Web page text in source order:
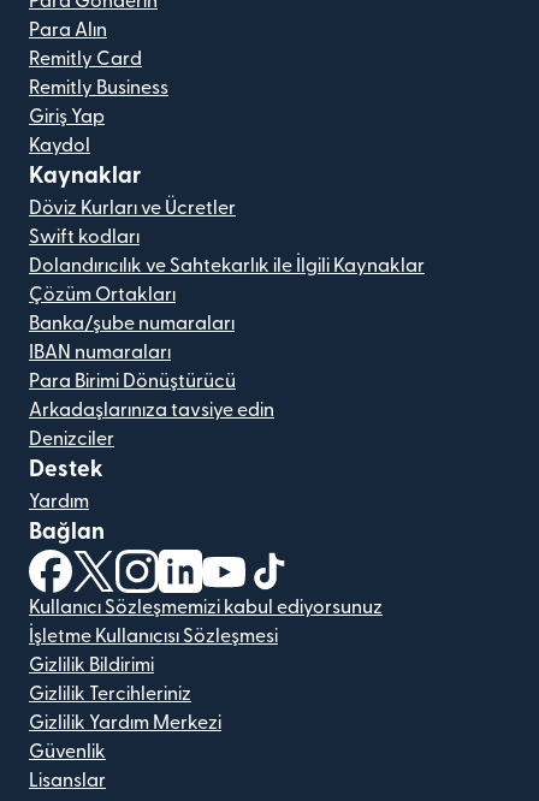
Para Alın
Remitly Card
Remitly Business
Giriş Yap
Kaydol
Kaynaklar
Döviz Kurları ve Ücretler
Swift kodları
Dolandırıcılık ve Sahtekarlık ile İlgili Kaynaklar
Çözüm Ortakları
Banka/şube numaraları
IBAN numaraları
Para Birimi Dönüştürücü
Arkadaşlarınıza tavsiye edin
Denizciler
Destek
Yardım
Bağlan
(yeni pencerede açılır)
(yeni pencerede açılır)
(yeni pencerede açılır)
(yeni pencerede açılır)
(yeni pencerede açılır)
Kullanıcı Sözleşmemizi kabul ediyorsunuz
İşletme Kullanıcısı Sözleşmesi
Gizlilik Bildirimi
Gizlilik Tercihleriniz
Gizlilik Yardım Merkezi
Güvenlik
Lisanslar